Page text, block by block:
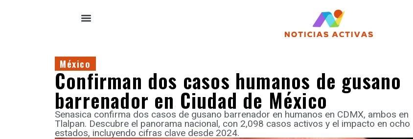
México
Confirman dos casos humanos de gusano
barrenador en Ciudad de México
Senasica confirma dos casos de gusano barrenador en humanos en CDMX, ambos en
Tlalpan. Descubre el panorama nacional, con 2,098 casos activos y el impacto en ocho
estados, incluyendo cifras clave desde 2024.